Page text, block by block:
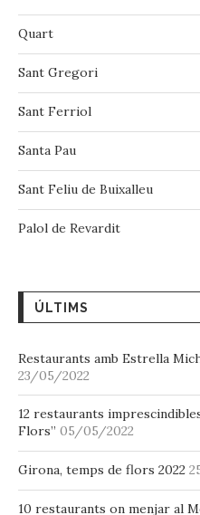
Quart
Sant Gregori
Sant Ferriol
Santa Pau
Sant Feliu de Buixalleu
Palol de Revardit
ÚLTIMS
Restaurants amb Estrella
23/05/2022
12 restaurants
Flors” 05/05/2022
Girona, temps de flors 2022
10 restaurants on menjar al